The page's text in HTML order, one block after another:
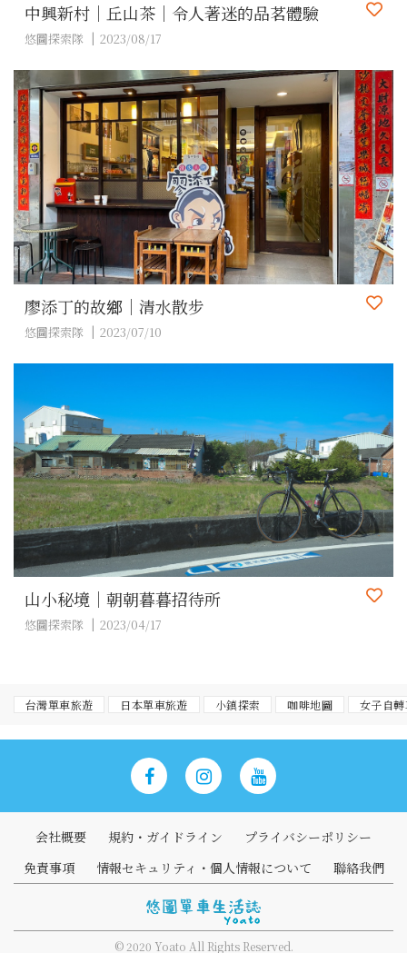
中興新村｜丘山茶｜令人著迷的品茗體驗
悠圖探索隊 2023/08/17
廖添丁的故鄉｜清水散步
悠圖探索隊 2023/07/10
山小秘境｜朝朝暮暮招待所
悠圖探索隊 2023/04/17
台灣單車旅遊 日本單車旅遊 小鎮探索 咖啡地圖 女子自
会社概要 規約・ガイドライン
プライバシーポリシー
免責事項
情報セキュリティ・個人情報について 聯絡我們
© 2020 Yoato All Rights Reserved.